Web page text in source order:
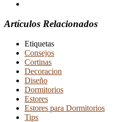
Artículos Relacionados
Etiquetas
Consejos
Cortinas
Decoracion
Diseño
Dormitorios
Estores
Estores para Dormitorios
Tips